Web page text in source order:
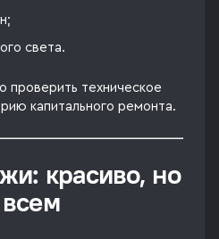
света.
проверить техническое
капитального ремонта.
красиво, но